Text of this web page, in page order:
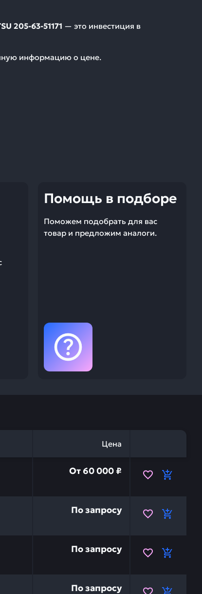
205-63-51171 — это инвестиция в
информацию о цене.
Помощь в подборе
Поможем подобрать для вас
товар и предложим аналоги.
Цена
6 KOMATSU 7079972281 — это
От 60 000 ₽
TZ860A2004-00 — это инвестиция в
По запросу
205-63-07290 — это инвестиция в
По запросу
70-21670 — это инвестиция в
По запросу